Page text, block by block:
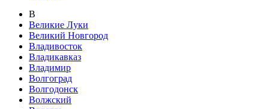
В
Великие Луки
Великий Новгород
Владивосток
Владикавказ
Владимир
Волгоград
Волгодонск
Волжский